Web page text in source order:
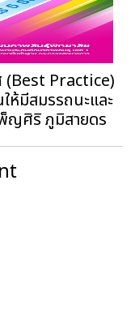
(Best Practice)
ห้มีสมรรถนะและ
ญศิริ ภูมิสายดร